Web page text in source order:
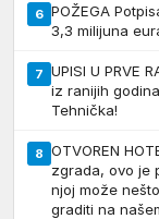
6 POŽEGA
3,3 milijuna
7 UPISI U PRVE
iz ranijih
Tehnička!
8 OTVOREN
zgrada, ovo je
njoj može
graditi na